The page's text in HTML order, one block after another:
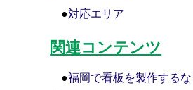
●対応エリア
関連コンテンツ
●福岡で看板を製作する